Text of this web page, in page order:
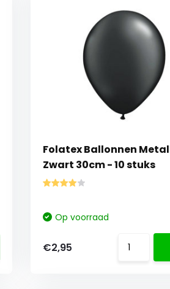
Folatex Ballonnen
Zwart 30cm - 10 stuks
Op voorraad
€2,95